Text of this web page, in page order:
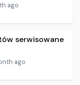
ago
serwisowane
ago